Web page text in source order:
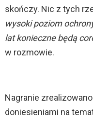
skończy. Nic z tych
wysoki poziom
lat konieczne będą
w rozmowie.
Nagranie
doniesieniami na